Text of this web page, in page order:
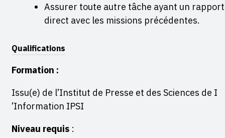
Assurer toute autre tâche ayant un rapport
direct avec les missions précédentes.
Qualifications
Formation :
Issu(e) de l’Institut de Presse et des Sciences de I
’Information IPSI
Niveau requis :